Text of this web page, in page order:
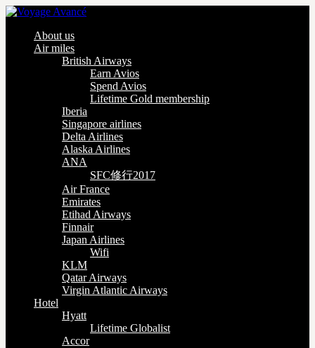
About us
Air miles
British Airways
Earn Avios
Spend Avios
Lifetime Gold membership
Iberia
Singapore airlines
Delta Airlines
Alaska Airlines
ANA
SFC修行2017
Air France
Emirates
Etihad Airways
Finnair
Japan Airlines
Wifi
KLM
Qatar Airways
Virgin Atlantic Airways
Hotel
Hyatt
Lifetime Globalist
Accor